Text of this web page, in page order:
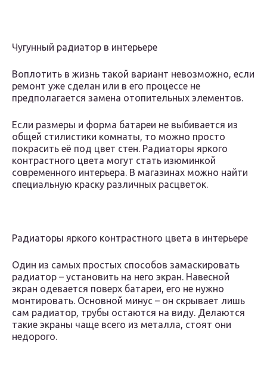
Чугунный радиатор в интерьере
Воплотить в жизнь такой вариант невозможно, если
ремонт уже сделан или в его процессе не
предполагается замена отопительных элементов.
Если размеры и форма батареи не выбивается из
общей стилистики комнаты, то можно просто
покрасить её под цвет стен. Радиаторы яркого
контрастного цвета могут стать изюминкой
современного интерьера. В магазинах можно найти
специальную краску различных расцветок.
Радиаторы яркого контрастного цвета в интерьере
Один из самых простых способов замаскировать
радиатор – установить на него экран. Навесной
экран одевается поверх батареи, его не нужно
монтировать. Основной минус – он скрывает лишь
сам радиатор, трубы остаются на виду. Делаются
такие экраны чаще всего из металла, стоят они
недорого.